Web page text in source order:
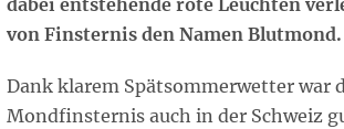
dabei entstehende rote Leuchten
von Finsternis den Namen Blutmond.
Dank klarem Spätsommerwetter war
Mondfinsternis auch in der Schweiz